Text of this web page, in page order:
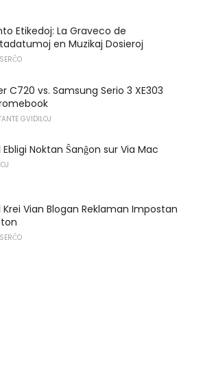
Etikedoj: La Graveco de
en Muzikaj Dosieroj
C720 vs. Samsung Serio 3 XE303
GVIDILOJ
Ebligi Noktan Ŝanĝon sur Via Mac
Krei Vian Blogan Reklaman Impostan